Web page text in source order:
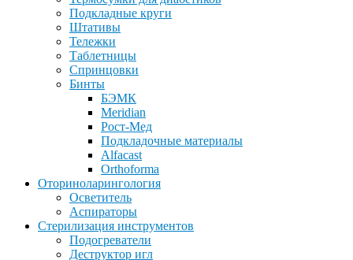
Подкладные круги
Штативы
Тележки
Таблетницы
Спринцовки
Бинты
БЭМК
Meridian
Рост-Мед
Подкладочные материалы
Alfacast
Orthoforma
Оториноларингология
Осветитель
Аспираторы
Стерилизация инструментов
Подогреватели
Деструктор игл